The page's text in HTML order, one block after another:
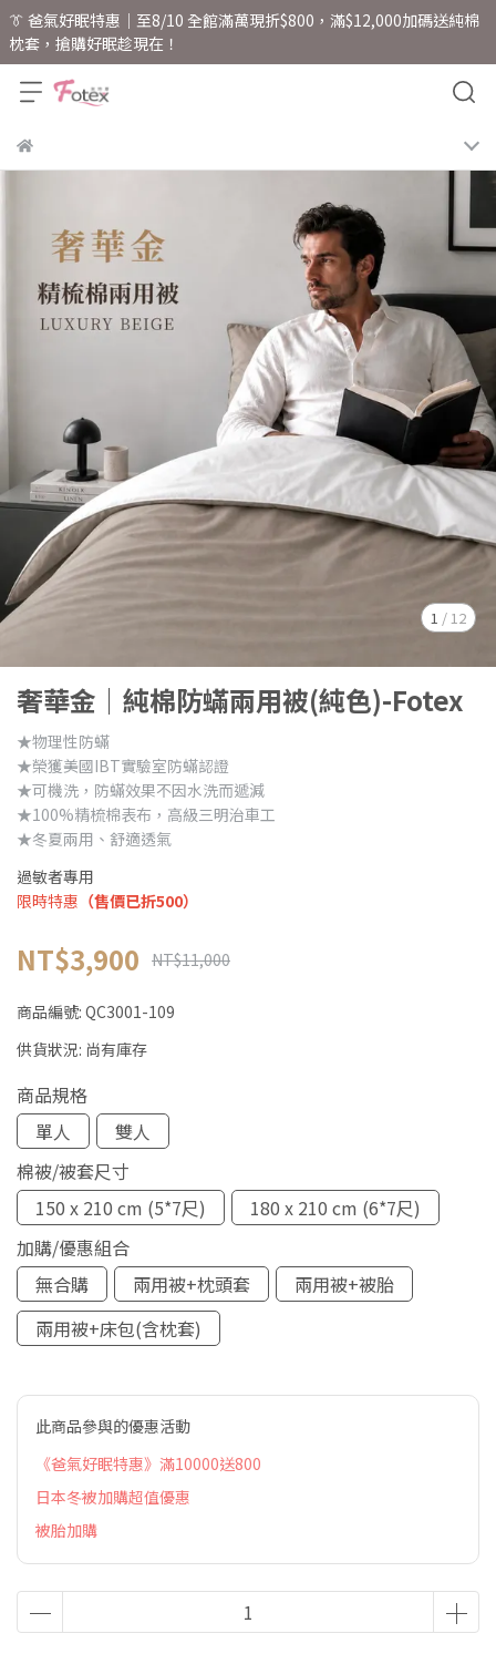
👔 爸氣好眠特惠｜至8/10 全館滿萬現折$800，滿$12,000加碼送純棉
枕套，搶購好眠趁現在！
1 / 12
奢華金｜純棉防蟎兩用被(純色)-Fotex
★物理性防蟎
★榮獲美國IBT實驗室防蟎認證
★可機洗，防蟎效果不因水洗而遞減
★100%精梳棉表布，高級三明治車工
★冬夏兩用、舒適透氣
過敏者專用
限時特惠 （售價已折500）
NT$3,900 NT$11,000
商品編號: QC3001-109
供貨狀況: 尚有庫存
商品規格
單人
雙人
棉被/被套尺寸
150 x 210 cm (5*7尺)
180 x 210 cm (6*7尺)
加購/優惠組合
無合購
兩用被+枕頭套
兩用被+被胎
兩用被+床包(含枕套)
此商品參與的優惠活動
《爸氣好眠特惠》滿10000送800
日本冬被加購超值優惠
被胎加購